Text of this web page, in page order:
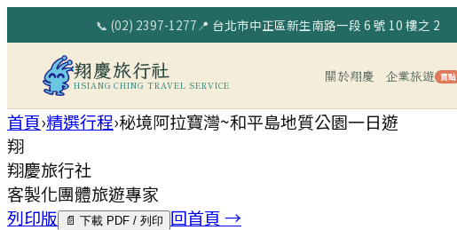
📞 (02) 2397-1277📍 台北市中正區新生南路一段 6 號 10 樓之 2
翔慶旅行社
HSIANG CHING TRAVEL SERVICE
關於翔慶 企業旅遊 賣點
首頁›精選行程›秘境阿拉寶灣~和平島地質公園一日遊
翔
翔慶旅行社
客製化團體旅遊專家
列印版
📄 下載 PDF / 列印 回首頁 →